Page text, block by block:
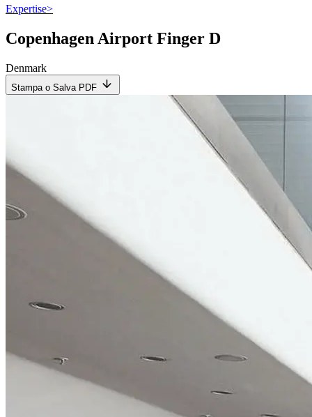
Expertise>
Copenhagen Airport Finger D
Denmark
Stampa o Salva PDF